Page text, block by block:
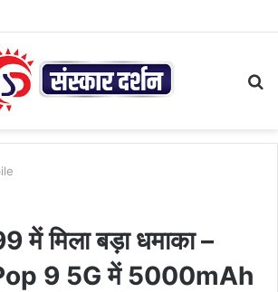
में मिला बड़ा धमाका –
9 5G में 5000mAh